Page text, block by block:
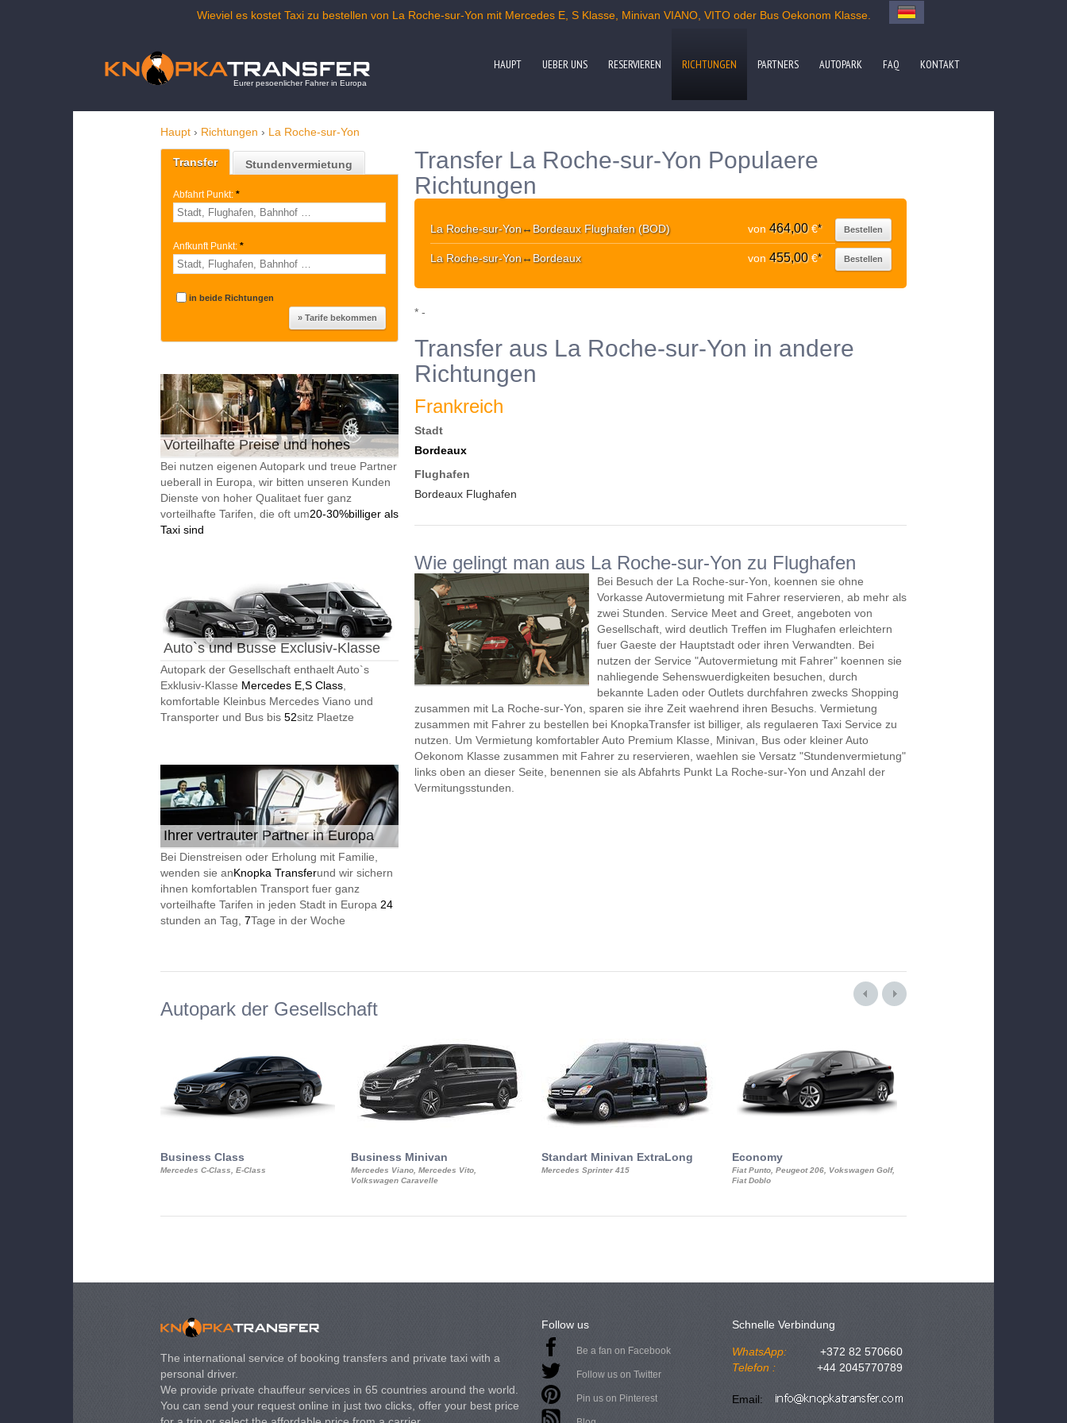
Wieviel es kostet Taxi zu bestellen von La Roche-sur-Yon mit Mercedes E, S Klasse, Minivan VIANO, VITO oder Bus Oekonom Klasse.
Eurer pesoenlicher Fahrer in Europa
HAUPT UEBER UNS RESERVIEREN RICHTUNGEN PARTNERS AUTOPARK FAQ KONTAKT
Haupt › Richtungen › La Roche-sur-Yon
Transfer Stundenvermietung
Abfahrt Punkt: *
Anfkunft Punkt: *
in beide Richtungen
Vorteilhafte Preise und hohes
Qualitaet
Bei nutzen eigenen Autopark und treue Partner
ueberall in Europa, wir bitten unseren Kunden
Dienste von hoher Qualitaet fuer ganz
vorteilhafte Tarifen, die oft um20-30%billiger als
Taxi sind
Auto`s und Busse Exclusiv-Klasse
Autopark der Gesellschaft enthaelt Auto`s
Exklusiv-Klasse Mercedes E,S Class
komfortable Kleinbus Mercedes Viano und
Transporter und Bus bis 52sitz Plaetze
Ihrer vertrauter Partner in Europa
24/7
Bei Dienstreisen oder Erholung mit Familie,
wenden sie anKnopka Transferund wir sichern
ihnen komfortablen Transport fuer ganz
vorteilhafte Tarifen in jeden Stadt in Europa 24
stunden an Tag, 7Tage in der Woche
Transfer La Roche-sur-Yon Populaere
Richtungen
La Roche-sur-Yon↔ Bordeaux Flughafen (BOD) von 464,00€* Bestellen
La Roche-sur-Yon↔ Bordeaux von 455,00€* Bestellen
* -
Transfer aus La Roche-sur-Yon in andere
Richtungen
Frankreich
Stadt
Bordeaux
Flughafen
Bordeaux Flughafen
Wie gelingt man aus La Roche-sur-Yon zu Flughafen
Bei Besuch der La Roche-sur-Yon, koennen sie ohne
Vorkasse Autovermietung mit Fahrer reservieren, ab mehr als
zwei Stunden. Service Meet and Greet, angeboten von
Gesellschaft, wird deutlich Treffen im Flughafen erleichtern
fuer Gaeste der Hauptstadt oder ihren Verwandten. Bei
nutzen der Service "Autovermietung mit Fahrer" koennen sie
nahliegende Sehenswuerdigkeiten besuchen, durch
bekannte Laden oder Outlets durchfahren zwecks Shopping
zusammen mit La Roche-sur-Yon, sparen sie ihre Zeit waehrend ihren Besuchs. Vermietung
zusammen mit Fahrer zu bestellen bei KnopkaTransfer ist billiger, als regulaeren Taxi Service zu
nutzen. Um Vermietung komfortabler Auto Premium Klasse, Minivan, Bus oder kleiner Auto
Oekonom Klasse zusammen mit Fahrer zu reservieren, waehlen sie Versatz "Stundenvermietung"
links oben an dieser Seite, benennen sie als Abfahrts Punkt La Roche-sur-Yon und Anzahl der
Vermitungsstunden.
Autopark der Gesellschaft
Business Class
Mercedes C-Class, E-Class
Business Minivan
Mercedes Viano, Mercedes Vito,
Volkswagen Caravelle
Standart Minivan ExtraLong
Mercedes Sprinter 415
Economy
Fiat Punto, Peugeot 206, Vokswagen Golf,
Fiat Doblo
The international service of booking transfers and private taxi with a
personal driver.
We provide private chauffeur services in 65 countries around the world.
You can send your request online in just two clicks, offer your best price
Follow us
Be a fan on Facebook
Follow us on Twitter
Pin us on Pinterest
Schnelle Verbindung
WhatsApp:
+372 82 570660
Telefon :
+44 2045770789
Email: